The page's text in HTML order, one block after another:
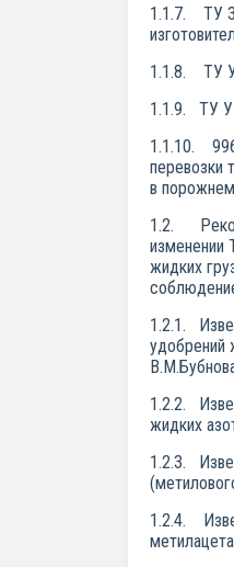
1.1.7. ТУ
1.1.8. ТУ У
1.1.9. ТУ У
1.1.10.
перевозки
в
1.2.
изменении
жидких
1.2.1.
удобрений
1.2.2.
жидких
1.2.3.
1.2.4.